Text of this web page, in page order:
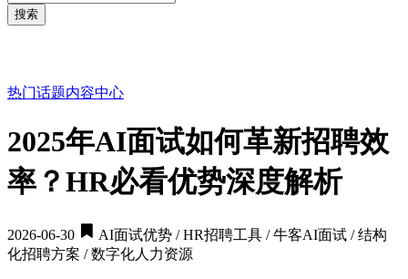
搜索
热门话题内容中心
2025年AI面试如何革新招聘效
率？HR必看优势深度解析
2026-06-30
AI面试优势 / HR招聘工具 / 牛客AI面试 / 结构
化招聘方案 / 数字化人力资源